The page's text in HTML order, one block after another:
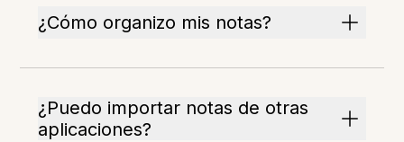
¿Cómo organizo mis notas?
¿Puedo importar notas de otras
aplicaciones?